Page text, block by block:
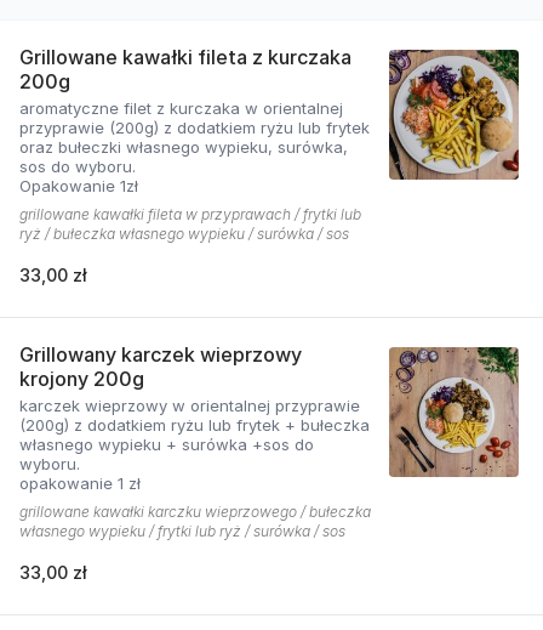
Grillowane kawałki fileta z kurczaka
200g
aromatyczne filet z kurczaka w orientalnej
przyprawie (200g) z dodatkiem ryżu lub frytek
oraz bułeczki własnego wypieku, surówka,
sos do wyboru.
Opakowanie 1zł
grillowane kawałki fileta w przyprawach / frytki lub
ryż / bułeczka własnego wypieku / surówka / sos
33,00 zł
Grillowany karczek wieprzowy
krojony 200g
karczek wieprzowy w orientalnej przyprawie
(200g) z dodatkiem ryżu lub frytek + bułeczka
własnego wypieku + surówka +sos do
wyboru.
opakowanie 1 zł
grillowane kawałki karczku wieprzowego / bułeczka
własnego wypieku / frytki lub ryż / surówka / sos
33,00 zł